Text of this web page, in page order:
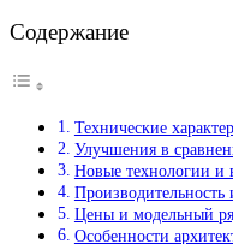
Содержание
Технические
Улучшения в
Новые технологии и
Производительность
Цены и модельный
Особенности